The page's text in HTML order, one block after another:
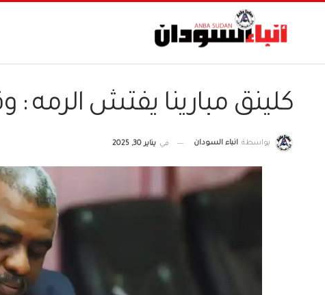
كلينق مبارينا يفتش الرمه
بواسطة انباء السودان في يناير 30, 2025